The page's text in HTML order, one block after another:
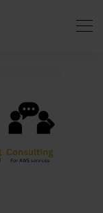
Next